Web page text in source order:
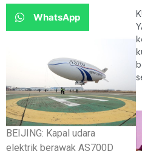
WhatsApp
BEIJING: Kapal udara
elektrik berawak AS700D